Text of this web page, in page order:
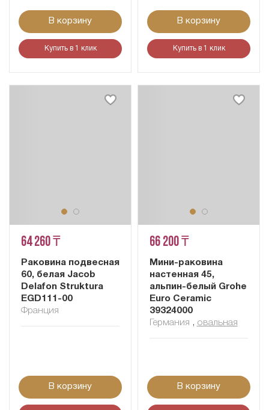
В корзину
Купить в 1 клик
В корзину
Купить в 1 клик
64 260 ₸
Раковина подвесная
60, белая Jacob
Delafon Struktura
EGD111-00
Франция
В корзину
66 200 ₸
Мини-раковина
настенная 45,
альпин-белый Grohe
Euro Ceramic
39324000
Германия , овальная
В корзину